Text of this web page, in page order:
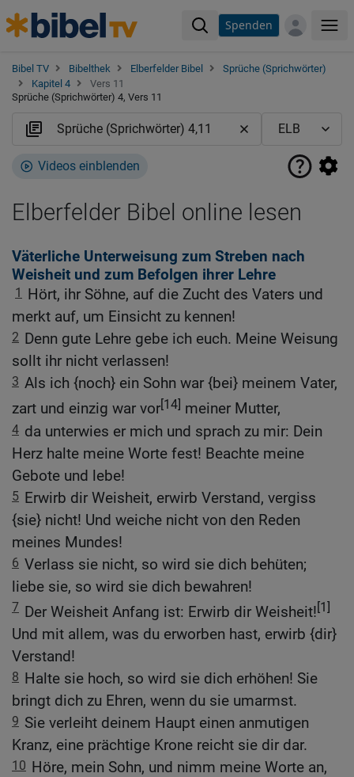
Spenden
Bibel TV Bibelthek Elberfelder Bibel
Sprüche (Sprichwörter)
Kapitel 4
Vers 11
Sprüche (Sprichwörter) 4, Vers 11
Videos einblenden
Elberfelder Bibel online lesen
Väterliche Unterweisung zum Streben nach
Weisheit und zum Befolgen ihrer Lehre
1
Hört, ihr Söhne, auf die Zucht des Vaters und
merkt auf, um Einsicht zu kennen!
2 Denn gute Lehre gebe ich euch. Meine Weisung
sollt ihr nicht verlassen!
3 Als ich {noch} ein Sohn war {bei} meinem Vater,
zart und einzig war vor[14] meiner Mutter,
4 da unterwies er mich und sprach zu mir: Dein
Herz halte meine Worte fest! Beachte meine
Gebote und lebe!
5 Erwirb dir Weisheit, erwirb Verstand, vergiss
{sie} nicht! Und weiche nicht von den Reden
meines Mundes!
6 Verlass sie nicht, so wird sie dich behüten;
liebe sie, so wird sie dich bewahren!
7 Der Weisheit Anfang ist: Erwirb dir Weisheit![1]
Und mit allem, was du erworben hast, erwirb {dir}
Verstand!
8 Halte sie hoch, so wird sie dich erhöhen! Sie
bringt dich zu Ehren, wenn du sie umarmst.
9 Sie verleiht deinem Haupt einen anmutigen
Kranz, eine prächtige Krone reicht sie dir dar.
10 Höre, mein Sohn, und nimm meine Worte an,